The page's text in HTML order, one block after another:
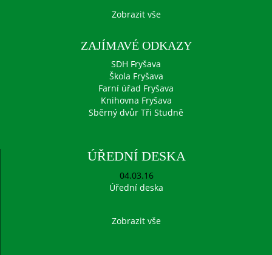
Zobrazit vše
ZAJÍMAVÉ ODKAZY
SDH Fryšava
Škola Fryšava
Farní úřad Fryšava
Knihovna Fryšava
Sběrný dvůr Tři Studně
ÚŘEDNÍ DESKA
04.03.16
Úřední deska
Zobrazit vše